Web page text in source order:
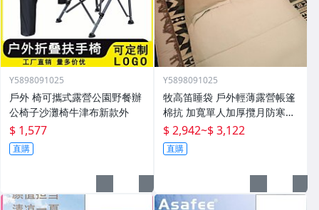
Y5898091025
戶外 椅可攜式露營公園野餐辦
公椅子沙灘椅牛津布新款外
$ 1,577
直購
Y5898091025
牧高笛睡袋 戶外輕薄露營帳篷
棉抗 加寬單人加厚攬月防寒被
子
$ 2,942~$ 3,122
直購